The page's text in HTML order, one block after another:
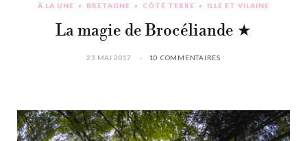
o r e I
À LA UNE BRETAGNE CÔTÉ TERRE ILLE ET VILAINE
La magie de Brocéliande ★
23 MAI 2017 10 COMMENTAIRES